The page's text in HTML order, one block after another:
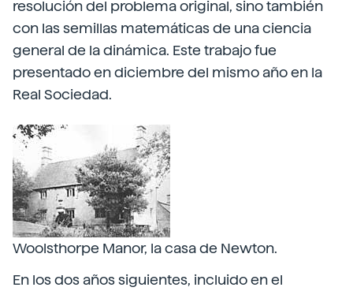
resolución del problema original, sino también
con las semillas matemáticas de una ciencia
general de la dinámica. Este trabajo fue
presentado en diciembre del mismo año en la
Real Sociedad.
Woolsthorpe Manor, la casa de Newton.
En los dos años siguientes, incluido en el